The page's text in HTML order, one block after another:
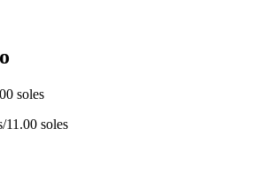
soles
11.00 soles